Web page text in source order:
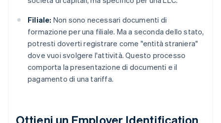
Filiale: Non sono necessari documenti di
formazione per una filiale. Ma a seconda dello stato,
potresti doverti registrare come "entità straniera"
dove vuoi svolgere l'attività. Questo processo
comporta la presentazione di documenti e il
pagamento di una tariffa.